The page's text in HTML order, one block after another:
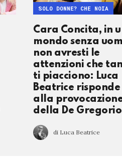
Cara Concita, in
mondo senza
non avresti le
attenzioni che
ti piacciono: Luca
Beatrice risponde
alla
della De Gregorio
di Luca Beatrice
SOLO DONNE? CHE NOIA